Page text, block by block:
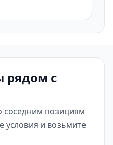
с
позициям
условия и возьмите